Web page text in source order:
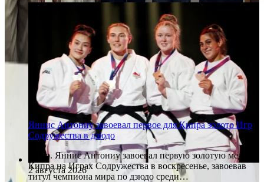
2 августа 2026
Яннис Антониу завоевал первое для Кипра золото Игр
Содружества в дзюдо
Кипр. Яннис Антониу завоевал первую золотую медаль
Кипра на Играх Содружества в воскресенье, завоевав
титул чемпиона мира по дзюдо среди…